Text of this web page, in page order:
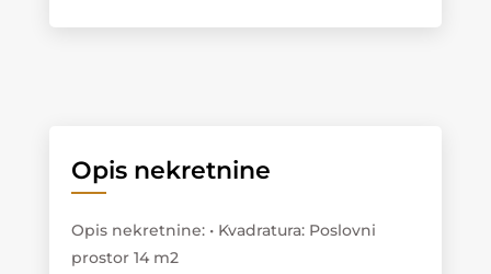
Opis nekretnine
Opis nekretnine: • Kvadratura: Poslovni
prostor 14 m2